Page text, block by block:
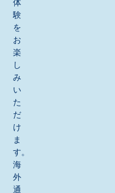
体
験
を
お
楽
し
み
い
た
だ
け
ま
す。
海
外
通